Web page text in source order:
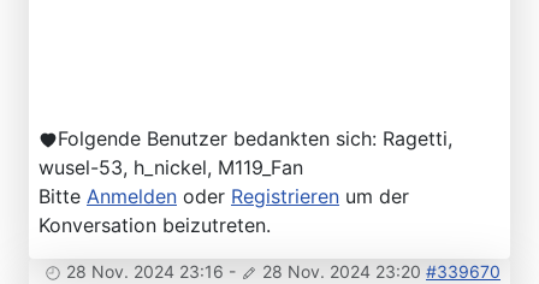
Folgende Benutzer bedankten sich: Ragetti,
wusel-53, h_nickel, M119_Fan
Bitte Anmelden oder Registrieren um der
Konversation beizutreten.
28 Nov. 2024 23:16 - 28 Nov. 2024 23:20 #339670